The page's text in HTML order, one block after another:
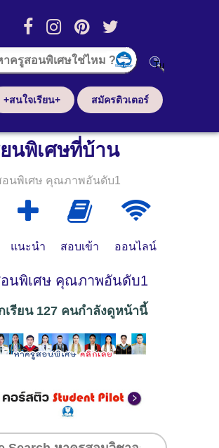
+สนใจเรียน+ สมัครติวเตอร์
ยนพิเศษที่บ้าน
อนพิเศษ คุณภาพอันดับ1
แนะนำ สอบเข้า ออนไลน์
นพิเศษ คุณภาพอันดับ1
เรียน 127 คนกำลังดูหน้านี้